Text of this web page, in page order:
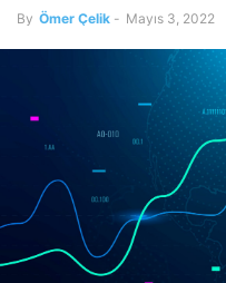
By Ömer Çelik - Mayıs 3, 2022